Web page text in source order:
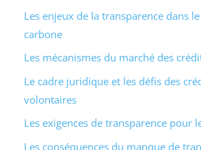
Les enjeux de la transparence dans
carbone
Les mécanismes du marché des
Le cadre juridique et les défis des
volontaires
Les exigences de transparence pour
Les conséquences du manque de